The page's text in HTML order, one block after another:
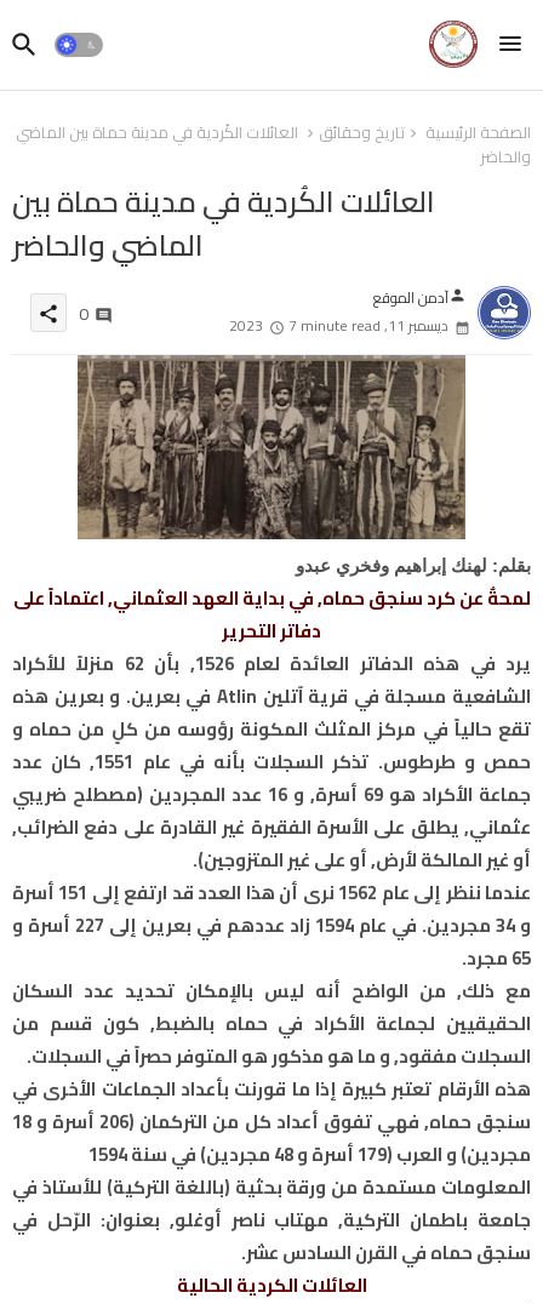
الصفحة الرئيسية تاريخ وحقائق
العائلات الكُردية في مدينة حماة بين الماضي
والحاضر
العائلات الكُردية في مدينة حماة بين
الماضي والحاضر
personآدمن الموقع
ديسمبر 11, 2023
7 minute read
0
share
بقلم: لهنك إبراهيم وفخري عبدو
لمحةٌ عن كرد سنجق حماه, في بداية العهد العثماني, اعتماداً على
دفاتر التحرير
يرد في هذه الدفاتر العائدة لعام 1526, بأن 62 منزلاً للأكراد
الشافعية مسجلة في قرية آتلين Atlin في بعرين. و بعرين هذه
تقع حالياً في مركز المثلث المكونة رؤوسه من كلٍ من حماه و
حمص و طرطوس. تذكر السجلات بأنه في عام 1551, كان عدد
جماعة الأكراد هو 69 أسرة, و 16 عدد المجردين (مصطلح ضريبي
عثماني, يطلق على الأسرة الفقيرة غير القادرة على دفع الضرائب,
أو غير المالكة لأرض, أو على غير المتزوجين).
عندما ننظر إلى عام 1562 نرى أن هذا العدد قد ارتفع إلى 151 أسرة
و 34 مجردين. في عام 1594 زاد عددهم في بعرين إلى 227 أسرة و
65 مجرد.
مع ذلك, من الواضح أنه ليس بالإمكان تحديد عدد السكان
الحقيقيين لجماعة الأكراد في حماه بالضبط, كون قسم من
السجلات مفقود, و ما هو مذكور هو المتوفر حصراً في السجلات.
هذه الأرقام تعتبر كبيرة إذا ما قورنت بأعداد الجماعات الأخرى في
سنجق حماه, فهي تفوق أعداد كل من التركمان (206 أسرة و 18
مجردين) و العرب (179 أسرة و 48 مجردين) في سنة 1594
المعلومات مستمدة من ورقة بحثية (باللغة التركية) للأستاذ في
جامعة باطمان التركية, مهتاب ناصر أوغلو, بعنوان: الرّحل في
سنجق حماه في القرن السادس عشر.
العائلات الكردية الحالية